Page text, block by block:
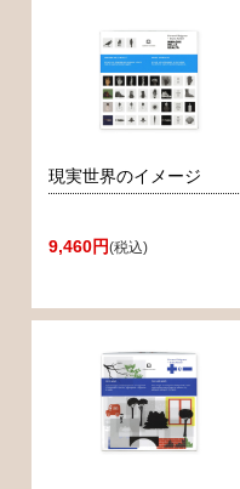
現実世界のイメージ
9,460円(税込)